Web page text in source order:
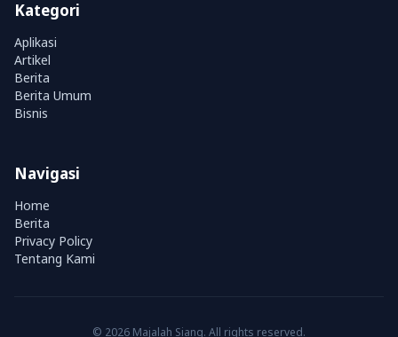
Kategori
Aplikasi
Artikel
Berita
Berita Umum
Bisnis
Navigasi
Home
Berita
Privacy Policy
Tentang Kami
© 2026 Majalah Siang. All rights reserved.